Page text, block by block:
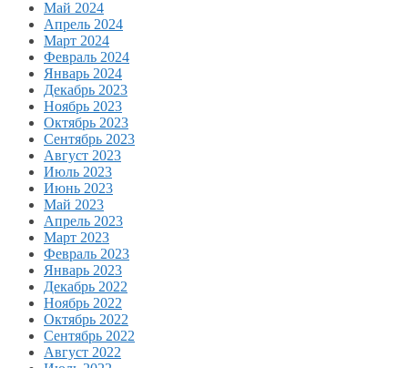
Май 2024
Апрель 2024
Март 2024
Февраль 2024
Январь 2024
Декабрь 2023
Ноябрь 2023
Октябрь 2023
Сентябрь 2023
Август 2023
Июль 2023
Июнь 2023
Май 2023
Апрель 2023
Март 2023
Февраль 2023
Январь 2023
Декабрь 2022
Ноябрь 2022
Октябрь 2022
Сентябрь 2022
Август 2022